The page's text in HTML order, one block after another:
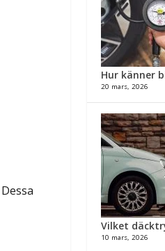
Hur känner
20 mars, 2026
Vilket
10 mars, 2026